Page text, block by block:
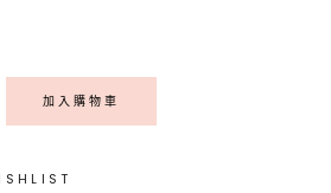
加入購物車